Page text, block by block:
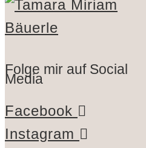
Folge mir auf Social
Media
Facebook
Instagram